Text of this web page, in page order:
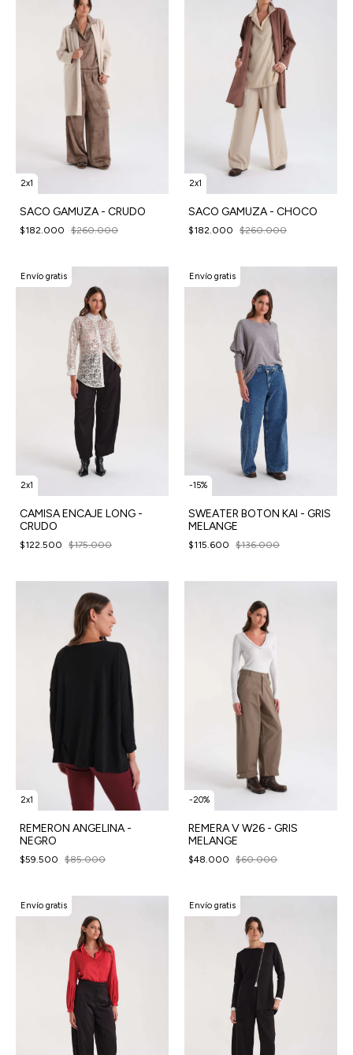
2x1
SACO GAMUZA - CRUDO
$182.000 $260.000
2x1
SACO GAMUZA - CHOCO
$182.000 $260.000
2x1
Envío gratis
CAMISA ENCAJE LONG -
CRUDO
$122.500 $175.000
-15%
Envío gratis
SWEATER BOTON KAI - GRIS
MELANGE
$115.600 $136.000
2x1
REMERON ANGELINA -
NEGRO
$59.500 $85.000
-20%
REMERA V W26 - GRIS
MELANGE
$48.000 $60.000
Envío gratis Envío gratis